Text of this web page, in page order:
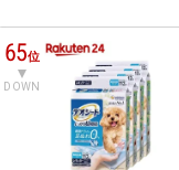
65位
DOWN